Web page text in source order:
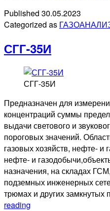
Published 30.05.2023
Categorized as
СГГ-35И
СГГ-35И
Предназначен для
концентраций суммы
выдачи светового и
пороговых значений.
газовых хозяйств, нефте- и
нефте- и
назначения, на складах
подземных инженерных
трюмах и других
reading